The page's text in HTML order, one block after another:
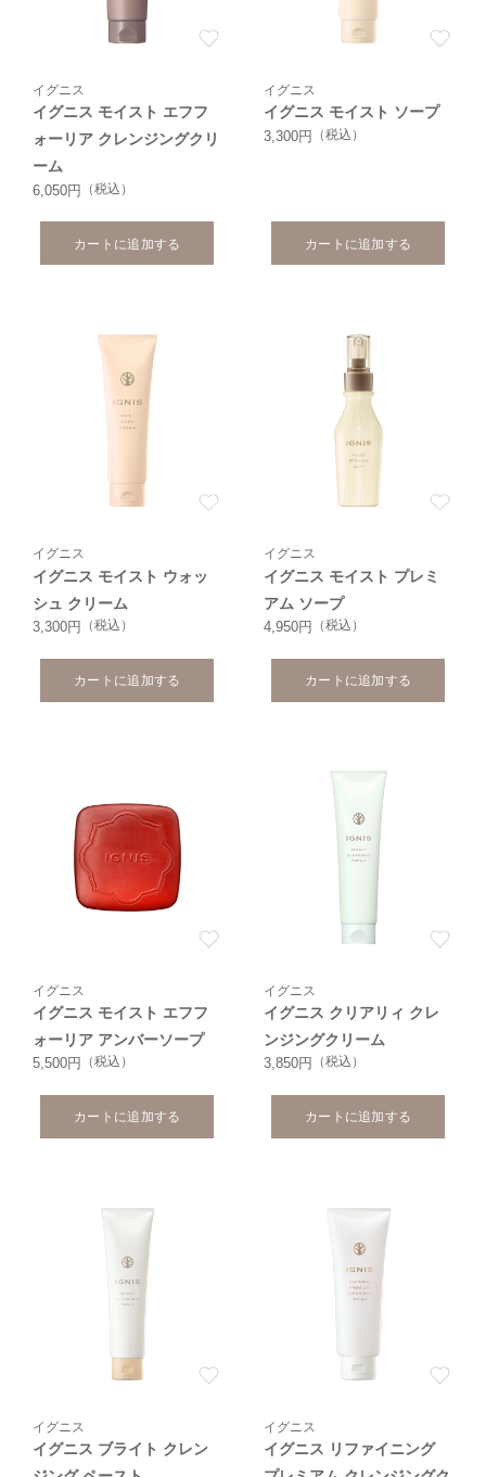
イグニス
イグニス モイスト エフフ
ォーリア クレンジングクリ
ーム
6,050円 （税込）
カートに追加する
イグニス
イグニス モイスト ソープ
3,300円 （税込）
カートに追加する
イグニス
イグニス モイスト ウォッ
シュ クリーム
3,300円 （税込）
カートに追加する
イグニス
イグニス モイスト プレミ
アム ソープ
4,950円 （税込）
カートに追加する
イグニス
イグニス モイスト エフフ
ォーリア アンバーソープ
5,500円 （税込）
カートに追加する
イグニス
イグニス クリアリィ クレ
ンジングクリーム
3,850円 （税込）
カートに追加する
イグニス
イグニス ブライト クレン
イグニス
イグニス リファイニング